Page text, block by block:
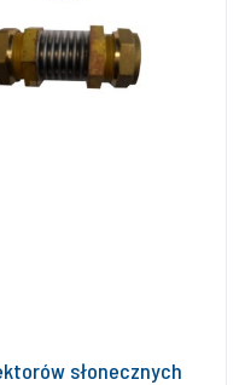
słonecznych